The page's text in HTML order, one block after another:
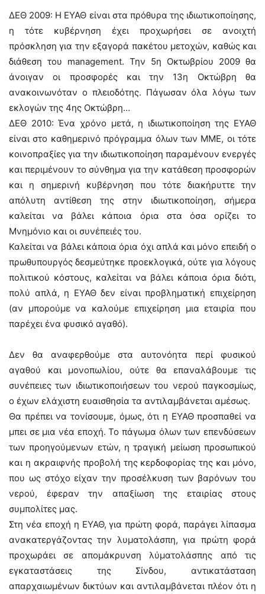
ΔΕΘ 2009: Η ΕΥΑΘ είναι στα πρόθυρα της ιδιωτικοποίησης,
η τότε κυβέρνηση έχει προχωρήσει σε ανοιχτή
πρόσκληση για την εξαγορά πακέτου μετοχών, καθώς και
διάθεση του management. Την 5η Οκτωβρίου 2009 θα
άνοιγαν οι προσφορές και την 13η Οκτώβρη θα
ανακοινωνόταν ο πλειοδότης. Πάγωσαν όλα λόγω των
εκλογών της 4ης Οκτώβρη…
ΔΕΘ 2010: Ένα χρόνο μετά, η ιδιωτικοποίηση της ΕΥΑΘ
είναι στο καθημερινό πρόγραμμα όλων των ΜΜΕ, οι τότε
κοινοπραξίες για την ιδιωτικοποίηση παραμένουν ενεργές
και περιμένουν το σύνθημα για την κατάθεση προσφορών
και η σημερινή κυβέρνηση που τότε διακήρυττε την
απόλυτη αντίθεση της στην ιδιωτικοποίηση, σήμερα
καλείται να βάλει κάποια όρια στα όσα ορίζει το
Μνημόνιο και οι συνέπειές του.
Καλείται να βάλει κάποια όρια όχι απλά και μόνο επειδή ο
πρωθυπουργός δεσμεύτηκε προεκλογικά, ούτε για λόγους
πολιτικού κόστους, καλείται να βάλει κάποια όρια διότι,
πολύ απλά, η ΕΥΑΘ δεν είναι προβληματική επιχείρηση
(αν μπορούμε να καλούμε επιχείρηση μια εταιρία που
παρέχει ένα φυσικό αγαθό).
Δεν θα αναφερθούμε στα αυτονόητα περί φυσικού
αγαθού και μονοπωλίου, ούτε θα επαναλάβουμε τις
συνέπειες των ιδιωτικοποιήσεων του νερού παγκοσμίως,
ο έχων ελάχιστη ευαισθησία τα αντιλαμβάνεται αμέσως.
Θα πρέπει να τονίσουμε, όμως, ότι η ΕΥΑΘ προσπαθεί να
μπει σε μια νέα εποχή. Το πάγωμα όλων των επενδύσεων
των προηγούμενων ετών, η τραγική μείωση προσωπικού
και η ακραιφνής προβολή της κερδοφορίας της και μόνο,
που ως στόχο είχαν την προσέλκυση των βαρόνων του
νερού, έφεραν την απαξίωση της εταιρίας στους
συμπολίτες μας.
Στη νέα εποχή η ΕΥΑΘ, για πρώτη φορά, παράγει λίπασμα
ανακατεργάζοντας την λυματολάσπη, για πρώτη φορά
προχωράει σε απομάκρυνση λύματολάσπης από τις
εγκαταστάσεις της Σίνδου, αντικατάσταση
απαρχαιωμένων δικτύων και αντιλαμβάνεται πλέον ότι η